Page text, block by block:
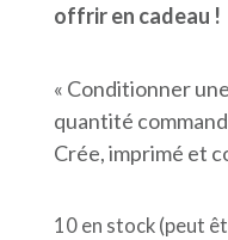
offrir en cadeau !
« Conditionner
quantité
Crée, imprimé et
10 en stock (peut